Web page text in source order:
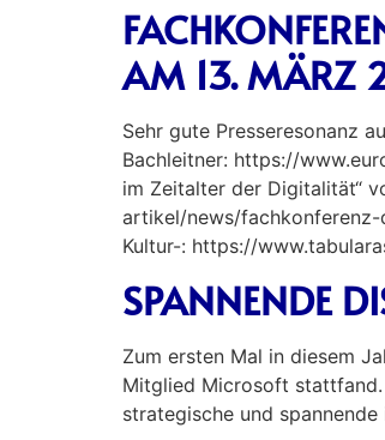
AM 13. MÄRZ
Sehr gute Presseresonanz
Bachleitner: https://
im Zeitalter der Digitalität“
artikel/news/fachkonferenz-
Kultur-: https://
SPANNENDE
Zum ersten Mal in diesem
Mitglied Microsoft stattfand.
strategische und